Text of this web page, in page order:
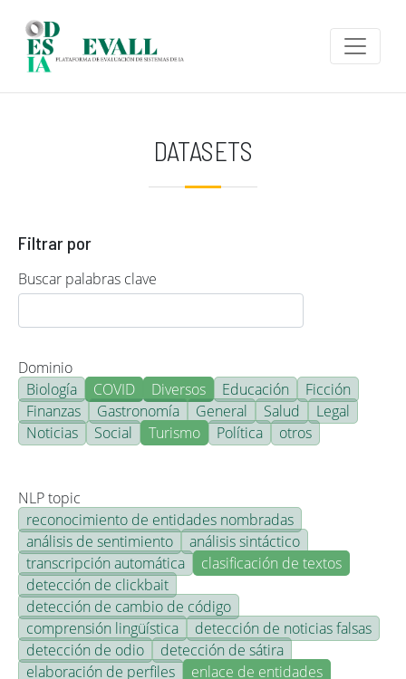
DATASETS
Filtrar por
Buscar palabras clave
Dominio
Biología
COVID Diversos Educación
Ficción
Finanzas
Gastronomía General Salud
Legal
Noticias
Social Turismo Política otros
NLP topic
reconocimiento de entidades nombradas
análisis de sentimiento
análisis sintáctico
transcripción automática
clasificación de textos
detección de clickbait
detección de cambio de código
comprensión lingüística
detección de noticias falsas
detección de odio
detección de sátira
elaboración de perfiles
enlace de entidades